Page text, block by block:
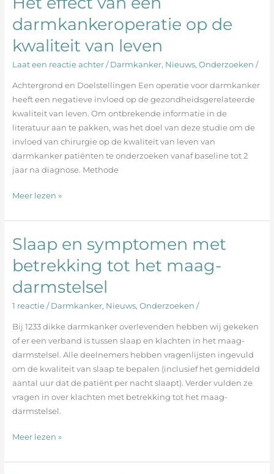
darmkankeroperatie op de
kwaliteit van leven
Laat een reactie achter / Darmkanker, Nieuws, Onderzoeken /
Achtergrond en Doelstellingen Een operatie voor darmkanker
heeft een negatieve invloed op de gezondheidsgerelateerde
kwaliteit van leven. Om ontbrekende informatie in de
literatuur aan te pakken, was het doel van deze studie om de
invloed van chirurgie op de kwaliteit van leven van
darmkanker patiënten te onderzoeken vanaf baseline tot 2
jaar na diagnose. Methode
van
een
darmkankeroperatie
op
de
kwaliteit
van
leven
Meer lezen »
Slaap en symptomen met
betrekking tot het maag-
darmstelsel
1 reactie / Darmkanker, Nieuws, Onderzoeken /
Bij 1233 dikke darmkanker overlevenden hebben wij gekeken
of er een verband is tussen slaap en klachten in het maag-
darmstelsel. Alle deelnemers hebben vragenlijsten ingevuld
om de kwaliteit van slaap te bepalen (inclusief het gemiddeld
aantal uur dat de patiënt per nacht slaapt). Verder vulden ze
vragen in over klachten met betrekking tot het maag-
darmstelsel.
Slaap
en
symptomen
met
betrekking
tot
het
maag-
darmstelsel
Meer lezen »